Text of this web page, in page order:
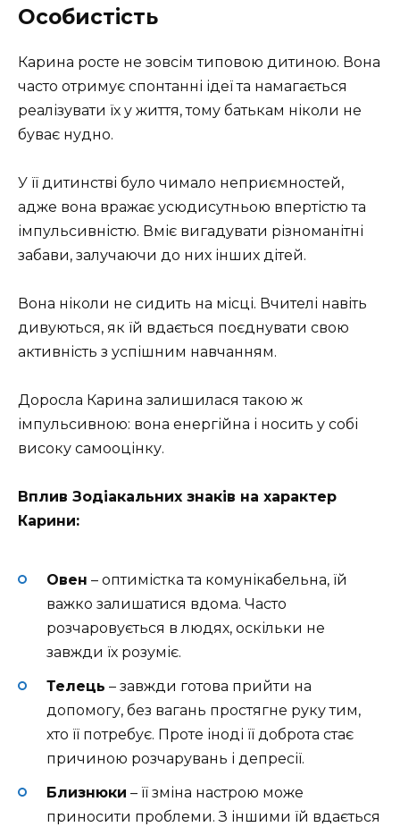
Особистість
Карина росте не зовсім типовою дитиною. Вона
часто отримує спонтанні ідеї та намагається
реалізувати їх у життя, тому батькам ніколи не
буває нудно.
У її дитинстві було чимало неприємностей,
адже вона вражає усюдисутньою впертістю та
імпульсивністю. Вміє вигадувати різноманітні
забави, залучаючи до них інших дітей.
Вона ніколи не сидить на місці. Вчителі навіть
дивуються, як їй вдається поєднувати свою
активність з успішним навчанням.
Доросла Карина залишилася такою ж
імпульсивною: вона енергійна і носить у собі
високу самооцінку.
Вплив Зодіакальних знаків на характер
Карини:
Овен – оптимістка та комунікабельна, їй
важко залишатися вдома. Часто
розчаровується в людях, оскільки не
завжди їх розуміє.
Телець – завжди готова прийти на
допомогу, без вагань простягне руку тим,
хто її потребує. Проте іноді її доброта стає
причиною розчарувань і депресії.
Близнюки – її зміна настрою може
приносити проблеми. З іншими їй вдається